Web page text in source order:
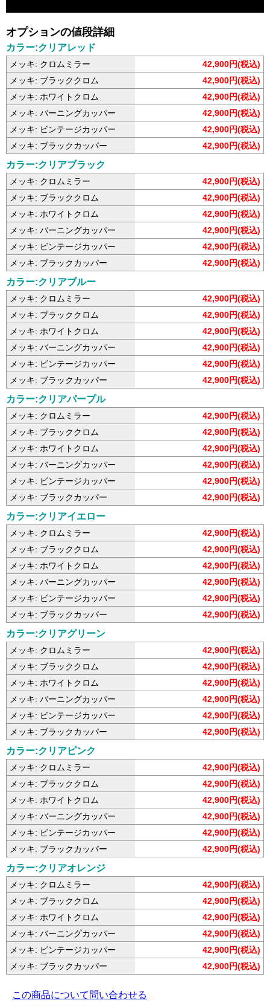
オプションの値段詳細
カラー:クリアレッド
メッキ: クロムミラー
42,900円(税込)
メッキ: ブラッククロム
42,900円(税込)
メッキ: ホワイトクロム
42,900円(税込)
メッキ: バーニングカッパー
42,900円(税込)
メッキ: ビンテージカッパー
42,900円(税込)
メッキ: ブラックカッパー
42,900円(税込)
カラー:クリアブラック
メッキ: クロムミラー
42,900円(税込)
メッキ: ブラッククロム
42,900円(税込)
メッキ: ホワイトクロム
42,900円(税込)
メッキ: バーニングカッパー
42,900円(税込)
メッキ: ビンテージカッパー
42,900円(税込)
メッキ: ブラックカッパー
42,900円(税込)
カラー:クリアブルー
メッキ: クロムミラー
42,900円(税込)
メッキ: ブラッククロム
42,900円(税込)
メッキ: ホワイトクロム
42,900円(税込)
メッキ: バーニングカッパー
42,900円(税込)
メッキ: ビンテージカッパー
42,900円(税込)
メッキ: ブラックカッパー
42,900円(税込)
カラー:クリアパープル
メッキ: クロムミラー
42,900円(税込)
メッキ: ブラッククロム
42,900円(税込)
メッキ: ホワイトクロム
42,900円(税込)
メッキ: バーニングカッパー
42,900円(税込)
メッキ: ビンテージカッパー
42,900円(税込)
メッキ: ブラックカッパー
42,900円(税込)
カラー:クリアイエロー
メッキ: クロムミラー
42,900円(税込)
メッキ: ブラッククロム
42,900円(税込)
メッキ: ホワイトクロム
42,900円(税込)
メッキ: バーニングカッパー
42,900円(税込)
メッキ: ビンテージカッパー
42,900円(税込)
メッキ: ブラックカッパー
42,900円(税込)
カラー:クリアグリーン
メッキ: クロムミラー
42,900円(税込)
メッキ: ブラッククロム
42,900円(税込)
メッキ: ホワイトクロム
42,900円(税込)
メッキ: バーニングカッパー
42,900円(税込)
メッキ: ビンテージカッパー
42,900円(税込)
メッキ: ブラックカッパー
42,900円(税込)
カラー:クリアピンク
メッキ: クロムミラー
42,900円(税込)
メッキ: ブラッククロム
42,900円(税込)
メッキ: ホワイトクロム
42,900円(税込)
メッキ: バーニングカッパー
42,900円(税込)
メッキ: ビンテージカッパー
42,900円(税込)
メッキ: ブラックカッパー
42,900円(税込)
カラー:クリアオレンジ
メッキ: クロムミラー
42,900円(税込)
メッキ: ブラッククロム
42,900円(税込)
メッキ: ホワイトクロム
42,900円(税込)
メッキ: バーニングカッパー
42,900円(税込)
メッキ: ビンテージカッパー
42,900円(税込)
メッキ: ブラックカッパー
42,900円(税込)
この商品について問い合わせる